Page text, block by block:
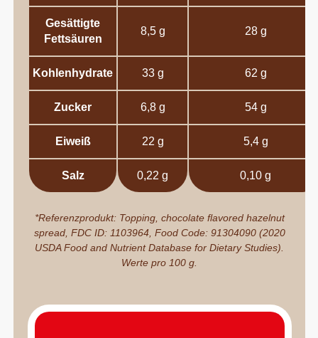
Gesättigte
Fettsäuren
8,5 g 28 g
Kohlenhydrate 33 g 62 g
Zucker 6,8 g 54 g
Eiweiß 22 g 5,4 g
Salz 0,22 g 0,10 g
*Referenzprodukt: Topping, chocolate flavored hazelnut
spread, FDC ID: 1103964, Food Code: 91304090 (2020
USDA Food and Nutrient Database for Dietary Studies).
Werte pro 100 g.